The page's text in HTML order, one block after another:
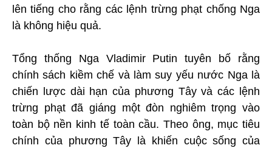
lên tiếng cho rằng các lệnh trừng phạt chống Nga
là không hiệu quả.
Tổng thống Nga Vladimir Putin tuyên bố rằng
chính sách kiềm chế và làm suy yếu nước Nga là
chiến lược dài hạn của phương Tây và các lệnh
trừng phạt đã giáng một đòn nghiêm trọng vào
toàn bộ nền kinh tế toàn cầu. Theo ông, mục tiêu
chính của phương Tây là khiến cuộc sống của